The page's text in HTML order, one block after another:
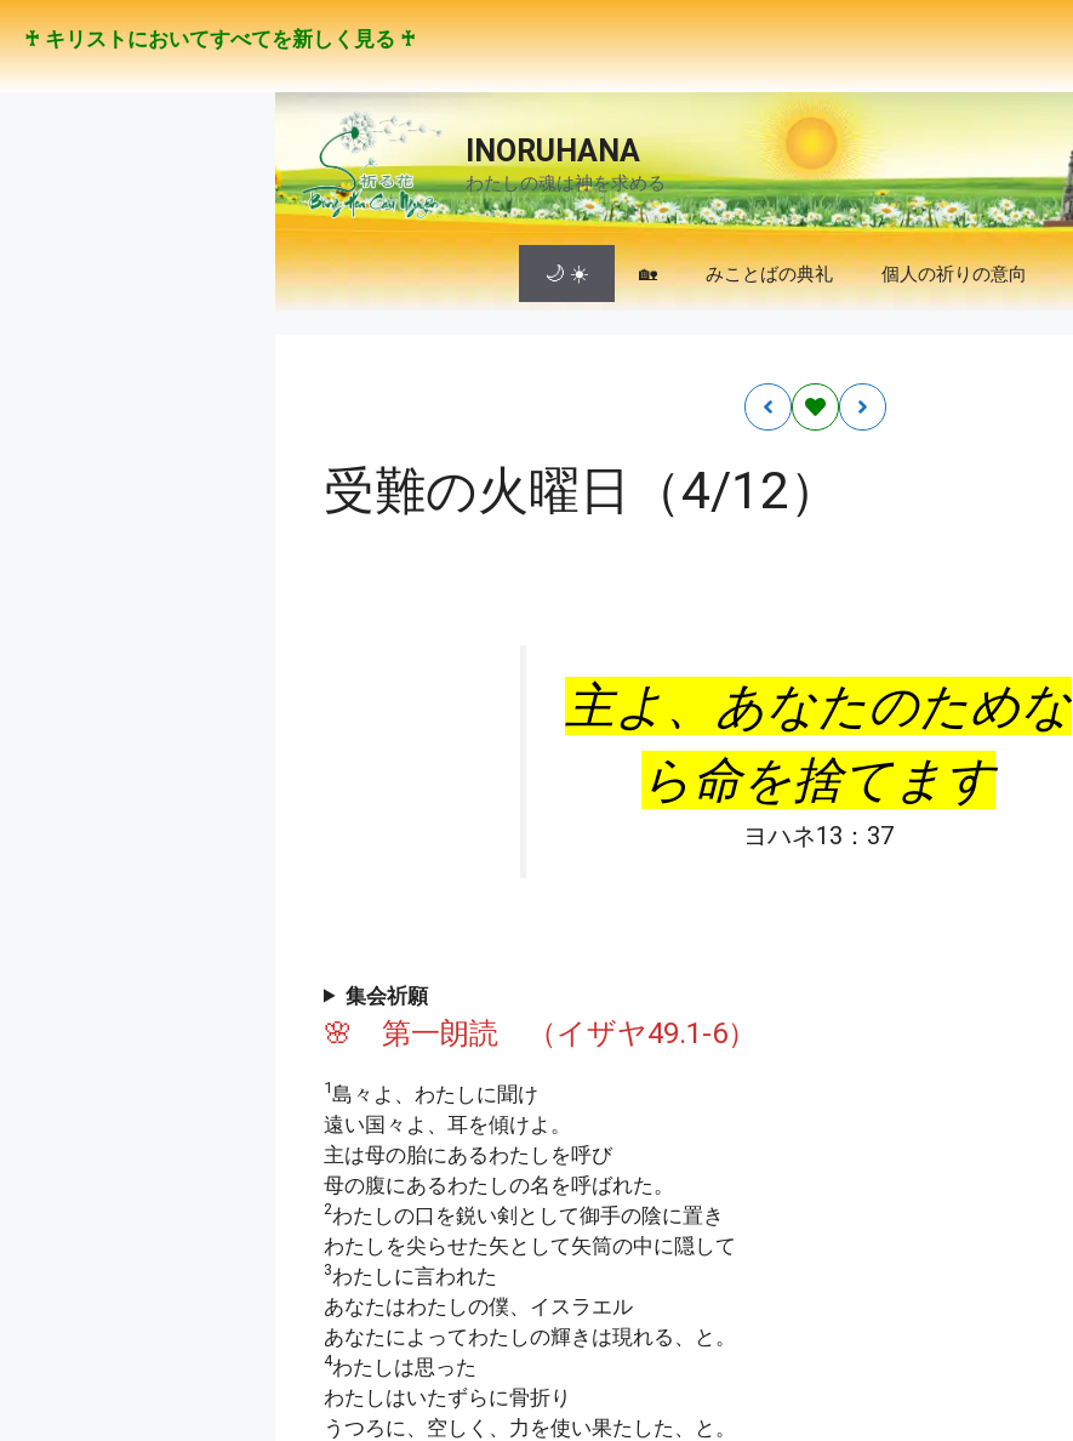
コ
ン
テ
♰ キリストにおいてすべてを新しく見る ♰
INORUHANA
わたしの魂は神を求める
🌙 ☀️ 🏡 みことばの典礼 個人の祈りの意向
受難の火曜日（4/12）
主よ、あなたのためな
ら命を捨てます
ヨハネ13：37
集会祈願
🌸 第一朗読 （イザヤ49.1-6）
1島々よ、わたしに聞け
遠い国々よ、耳を傾けよ。
主は母の胎にあるわたしを呼び
母の腹にあるわたしの名を呼ばれた。
2わたしの口を鋭い剣として御手の陰に置き
わたしを尖らせた矢として矢筒の中に隠して
3わたしに言われた
あなたはわたしの僕、イスラエル
あなたによってわたしの輝きは現れる、と。
4わたしは思った
わたしはいたずらに骨折り
うつろに、空しく、力を使い果たした、と。